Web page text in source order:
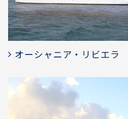
オーシャニア・リビエラ